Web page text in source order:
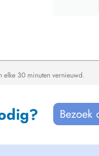
elke 30 minuten vernieuwd.
Bezoek